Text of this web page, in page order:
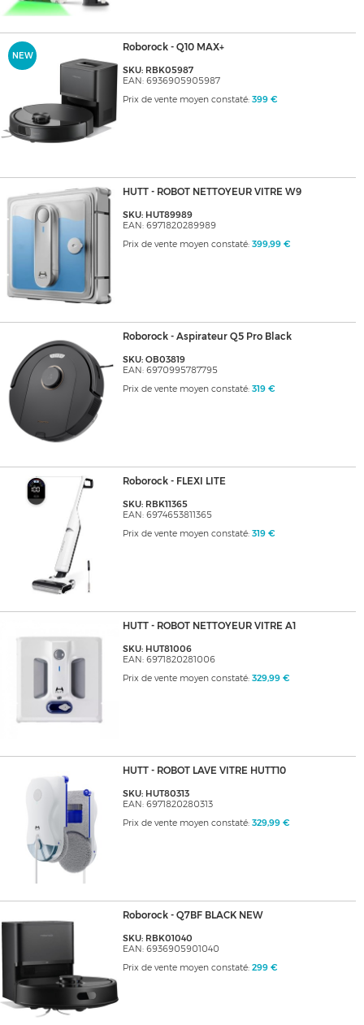
NEW
Roborock - Q10 MAX+
SKU: RBK05987
EAN: 6936905905987
Prix de vente moyen constaté: 399 €
HUTT - ROBOT NETTOYEUR VITRE W9
SKU: HUT89989
EAN: 6971820289989
Prix de vente moyen constaté: 399,99 €
Roborock - Aspirateur Q5 Pro Black
SKU: OB03819
EAN: 6970995787795
Prix de vente moyen constaté: 319 €
Roborock - FLEXI LITE
SKU: RBK11365
EAN: 6974653811365
Prix de vente moyen constaté: 319 €
HUTT - ROBOT NETTOYEUR VITRE A1
SKU: HUT81006
EAN: 6971820281006
Prix de vente moyen constaté: 329,99 €
HUTT - ROBOT LAVE VITRE HUTT10
SKU: HUT80313
EAN: 6971820280313
Prix de vente moyen constaté: 329,99 €
Roborock - Q7BF BLACK NEW
SKU: RBK01040
EAN: 6936905901040
Prix de vente moyen constaté: 299 €